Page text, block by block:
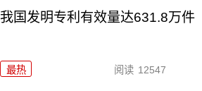
我国发明专利有效量达631.8万件
最热 阅读 12547